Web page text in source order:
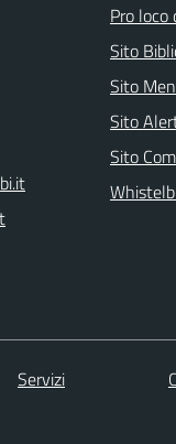
Pro loco
Sito
Sito
Sito
Sito
Servizi